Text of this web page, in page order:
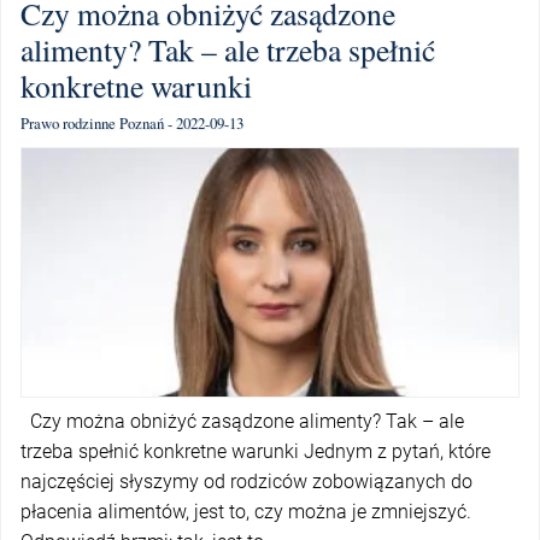
Czy można obniżyć zasądzone
alimenty? Tak – ale trzeba spełnić
konkretne warunki
Prawo rodzinne Poznań - 2022-09-13
Czy można obniżyć zasądzone alimenty? Tak – ale
trzeba spełnić konkretne warunki Jednym z pytań, które
najczęściej słyszymy od rodziców zobowiązanych do
płacenia alimentów, jest to, czy można je zmniejszyć.